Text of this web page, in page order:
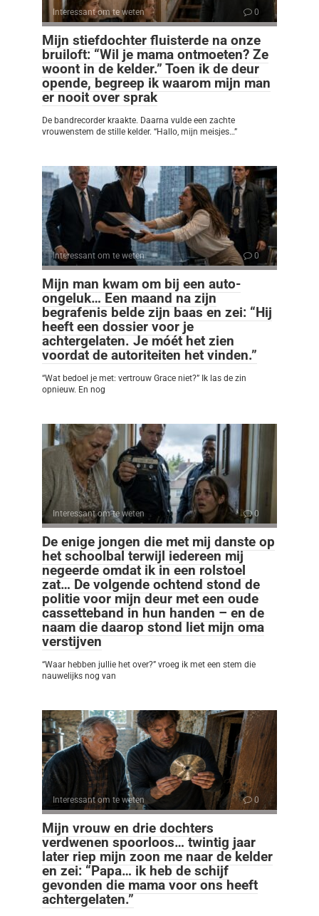
Interessant om te weten 0
Mijn stiefdochter fluisterde na onze
bruiloft: “Wil je mama ontmoeten? Ze
woont in de kelder.” Toen ik de deur
opende, begreep ik waarom mijn man
er nooit over sprak
De bandrecorder kraakte. Daarna vulde een zachte
vrouwenstem de stille kelder. “Hallo, mijn meisjes…”
Interessant om te weten 0
Mijn man kwam om bij een auto-
ongeluk… Een maand na zijn
begrafenis belde zijn baas en zei: “Hij
heeft een dossier voor je
achtergelaten. Je móét het zien
voordat de autoriteiten het vinden.”
“Wat bedoel je met: vertrouw Grace niet?” Ik las de zin
opnieuw. En nog
Interessant om te weten 0
De enige jongen die met mij danste op
het schoolbal terwijl iedereen mij
negeerde omdat ik in een rolstoel
zat… De volgende ochtend stond de
politie voor mijn deur met een oude
cassetteband in hun handen – en de
naam die daarop stond liet mijn oma
verstijven
“Waar hebben jullie het over?” vroeg ik met een stem die
nauwelijks nog van
Interessant om te weten 0
Mijn vrouw en drie dochters
verdwenen spoorloos… twintig jaar
later riep mijn zoon me naar de kelder
en zei: “Papa… ik heb de schijf
gevonden die mama voor ons heeft
achtergelaten.”